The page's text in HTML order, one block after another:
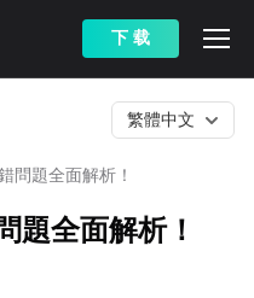
下 载
問題全面解析！
繁體中文
題全面解析！